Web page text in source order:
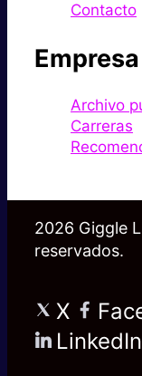
Contacto
Empresa
Archivo
Carreras
2026 Giggle
reservados.
X
LinkedIn